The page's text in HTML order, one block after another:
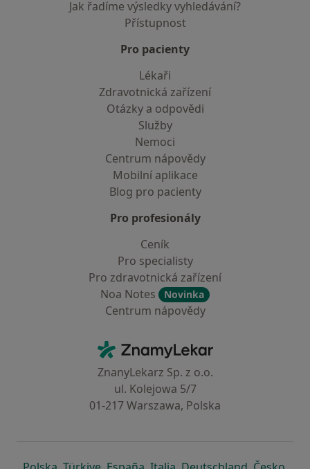
Jak řadíme výsledky vyhledávání?
Přístupnost
Pro pacienty
Lékaři
Zdravotnická zařízení
Otázky a odpovědi
Služby
Nemoci
Centrum nápovědy
Mobilní aplikace
Blog pro pacienty
Pro profesionály
Ceník
Pro specialisty
Pro zdravotnická zařízení
Noa Notes
Novinka
Centrum nápovědy
ZnamyLekar - Hlavní stránka
ZnanyLekarz Sp. z o.o.
ul. Kolejowa 5/7
01-217 Warszawa, Polska